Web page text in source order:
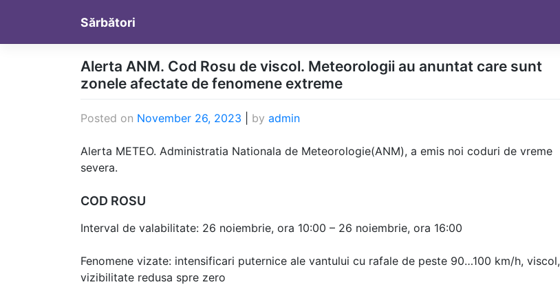
content
Sărbători
Alerta ANM. Cod Rosu de viscol. Meteorologii au anuntat care sunt
zonele afectate de fenomene extreme
Posted on November 26, 2023 by admin
Alerta METEO. Administratia Nationala de Meteorologie(ANM), a emis noi coduri de vreme
severa.
COD ROSU
Interval de valabilitate: 26 noiembrie, ora 10:00 – 26 noiembrie, ora 16:00
Fenomene vizate: intensificari puternice ale vantului cu rafale de peste 90…100 km/h, viscol,
vizibilitate redusa spre zero